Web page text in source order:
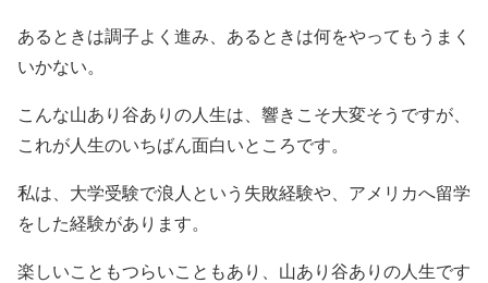
あるときは調子よく進み、あるときは何をやってもうまく
いかない。
こんな山あり谷ありの人生は、響きこそ大変そうですが、
これが人生のいちばん面白いところです。
私は、大学受験で浪人という失敗経験や、アメリカへ留学
をした経験があります。
楽しいこともつらいこともあり、山あり谷ありの人生です